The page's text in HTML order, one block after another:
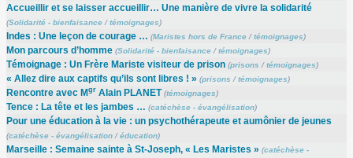
Accueillir et se laisser accueillir… Une manière de vivre la solidarité
(Solidarité - bienfaisance/témoignages)
Indes : Une leçon de courage … (Maristes hors de France/témoignages)
Mon parcours d’homme (Solidarité - bienfaisance/témoignages)
Témoignage : Un Frère Mariste visiteur de prison (prisons /témoignages)
« Allez dire aux captifs qu’ils sont libres ! » (prisons /témoignages)
Rencontre avec MgrAlain PLANET (témoignages)
Tence : La tête et les jambes … (catéchèse - évangélisation)
Pour une éducation à la vie : un psychothérapeute et aumônier de jeunes
(catéchèse - évangélisation/éducation)
Marseille : Semaine sainte à St-Joseph, « Les Maristes » (catéchèse -